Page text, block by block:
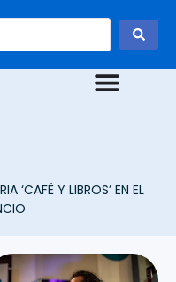
‘CAFÉ Y LIBROS’ EN EL